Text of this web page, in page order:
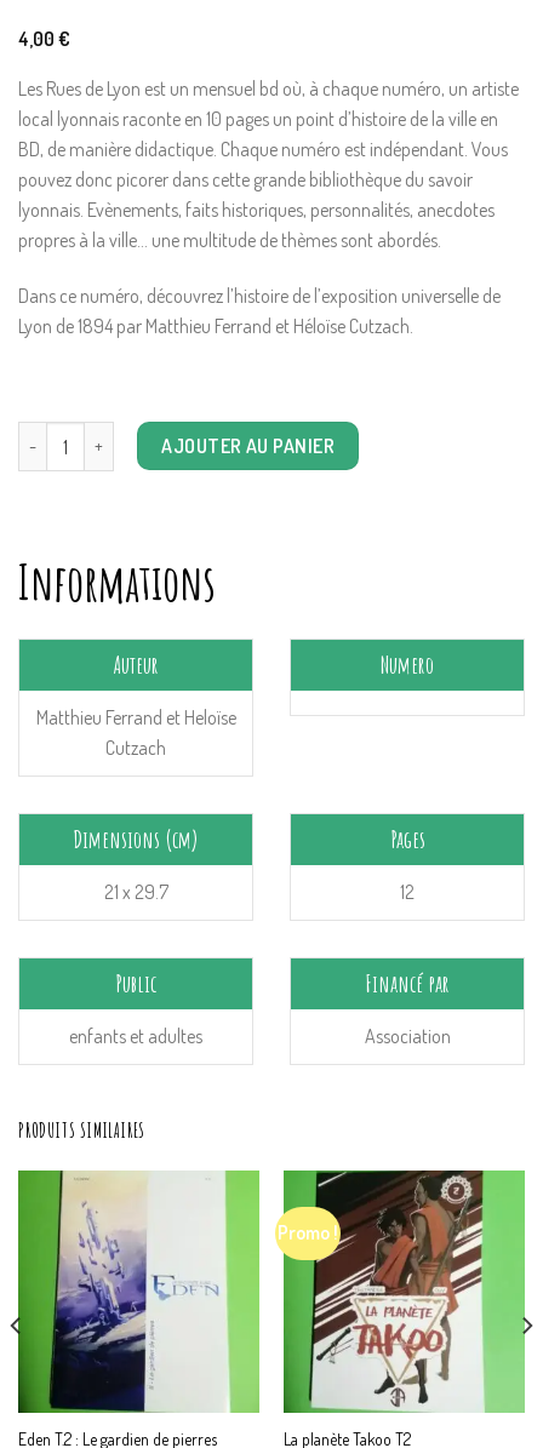
4,00 €
Les Rues de Lyon est un mensuel bd où, à chaque numéro, un artiste
local lyonnais raconte en 10 pages un point d’histoire de la ville en
BD, de manière didactique. Chaque numéro est indépendant. Vous
pouvez donc picorer dans cette grande bibliothèque du savoir
lyonnais. Evènements, faits historiques, personnalités, anecdotes
propres à la ville… une multitude de thèmes sont abordés.
Dans ce numéro, découvrez l’histoire de l’exposition universelle de
Lyon de 1894 par Matthieu Ferrand et Héloïse Cutzach.
quantité de Les rues de Lyon n°010: L'exposition universelle de 1894
AJOUTER AU PANIER
Informations
Auteur
Matthieu Ferrand et Heloïse
Cutzach
Numero
Dimensions (cm)
21 x 29.7
Pages
12
Public
enfants et adultes
Financé par
Association
PRODUITS SIMILAIRES
Eden T.2 : Le gardien de pierres
Promo !
La planète Takoo T2